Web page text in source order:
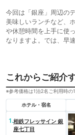
今回は「銀座」周辺の
美味しいランチなど、
や休憩時間を上手に使
なりますよ。では、早
これからご紹介
※参考価格は1泊2名ご利用時の
ホテル・宿名
1.相鉄フレッサイン 銀
座七丁目